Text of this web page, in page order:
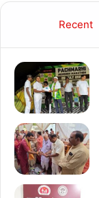
Recent